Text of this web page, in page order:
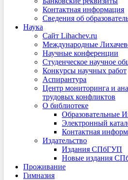
Контактная информация
Сведения об
Наука
Сайт Lihachev.ru
Международные
Научные конференции
Студенческое научное
Конкурсы научных работ
Аспирантура
Центр мониторинга и
трудовых конфликтов
О библиотеке
Образовательные
Электронный
Контактная
Издательство
Издания СПбГУП
Новые издания
Проживание
Гимназия